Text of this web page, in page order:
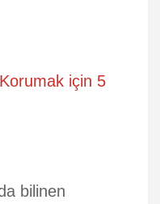
Korumak için 5
bilinen